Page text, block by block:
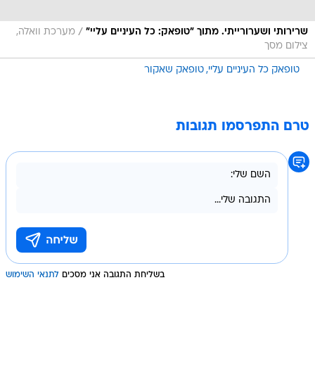
שרירותי ושערורייתי. מתוך "טופאק: כל העיניים עליי" / מערכת וואלה,
צילום מסך
טופאק כל העיניים עליי טופאק שאקור
טרם התפרסמו תגובות
בשליחת התגובה אני מסכים לתנאי השימוש